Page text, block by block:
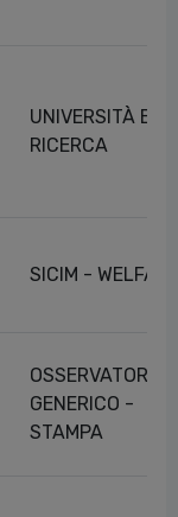
UNIVERSITÀ E
RICERCA
SICIM - WELFARE
OSSERVATORI
GENERICO -
STAMPA